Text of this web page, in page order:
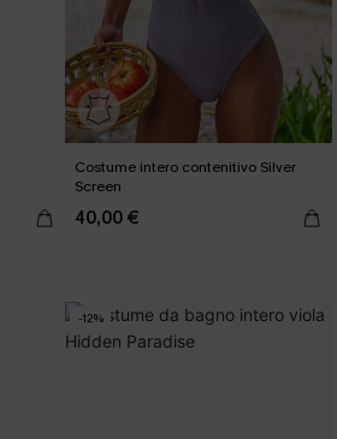
Costume intero contenitivo Silver
Screen
40,00 €
-12%